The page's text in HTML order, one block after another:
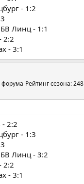
- 1:2
Линц - 1:1
2:2
- 3:1
Рейтинг сезона: 248
- 2:2
- 1:3
Линц - 3:2
2:2
- 3:1